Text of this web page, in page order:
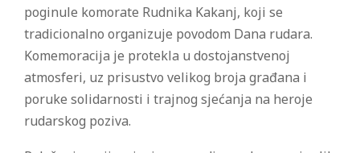
poginule komorate Rudnika Kakanj, koji se
tradicionalno organizuje povodom Dana rudara.
Komemoracija je protekla u dostojanstvenoj
atmosferi, uz prisustvo velikog broja građana i
poruke solidarnosti i trajnog sjećanja na heroje
rudarskog poziva.